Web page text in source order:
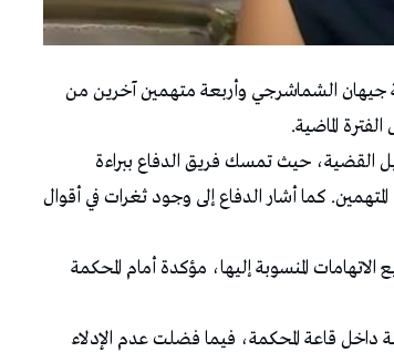
جيهان الشماشرجي وأربعة متهمين آخرين من
الماضية.
القضية، حيث تمسك فريق الدفاع ببراءة
كما أشار الدفاع إلى وجود ثغرات في أقوال
المنسوبة إليها، مؤكدة أمام المحكمة
داخل قاعة المحكمة، فيما فضلت عدم الإدلاء